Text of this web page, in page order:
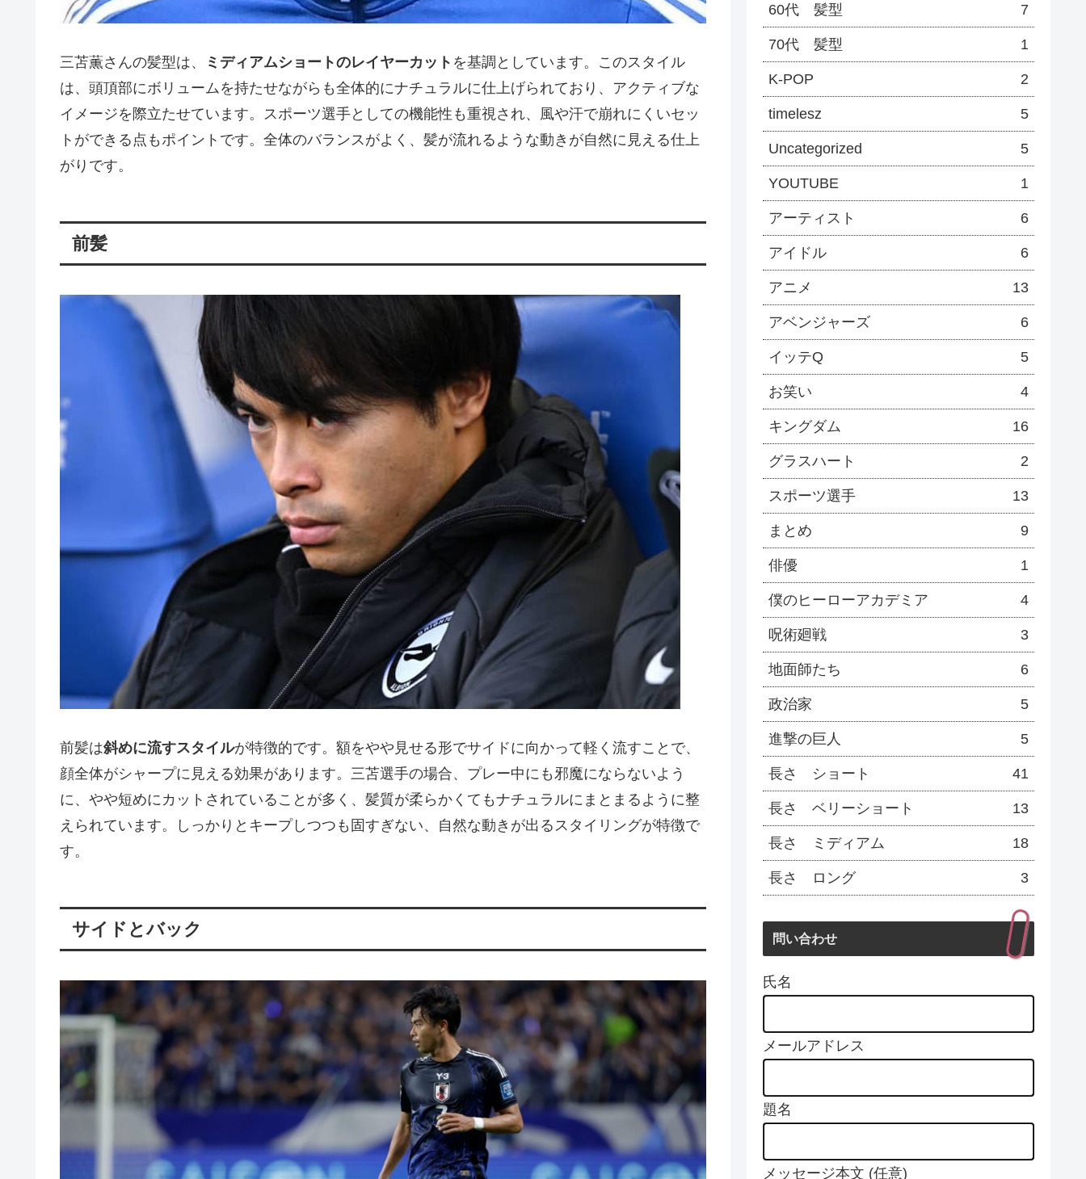
三苫薫さんの髪型は、 ミディアムショートのレイヤーカット を基調としています。このスタイル
は、頭頂部にボリュームを持たせながらも全体的にナチュラルに仕上げられており、アクティブな
イメージを際立たせています。スポーツ選手としての機能性も重視され、風や汗で崩れにくいセッ
トができる点もポイントです。全体のバランスがよく、髪が流れるような動きが自然に見える仕上
がりです。
前髪
前髪は斜めに流すスタイルが特徴的です。額をやや見せる形でサイドに向かって軽く流すことで、
顔全体がシャープに見える効果があります。三苫選手の場合、プレー中にも邪魔にならないよう
に、やや短めにカットされていることが多く、髪質が柔らかくてもナチュラルにまとまるように整
えられています。しっかりとキープしつつも固すぎない、自然な動きが出るスタイリングが特徴で
す。
サイドとバック
60代 髪型 7
70代 髪型 1
K-POP 2
timelesz 5
Uncategorized 5
YOUTUBE 1
アーティスト 6
アイドル 6
アニメ 13
アベンジャーズ 6
イッテQ 5
お笑い 4
キングダム 16
グラスハート 2
スポーツ選手 13
まとめ 9
俳優 1
僕のヒーローアカデミア 4
呪術廻戦 3
地面師たち 6
政治家 5
進撃の巨人 5
長さ ショート 41
長さ ベリーショート 13
長さ ミディアム 18
長さ ロング 3
問い合わせ
氏名
メールアドレス
題名
メッセージ本文 (任意)